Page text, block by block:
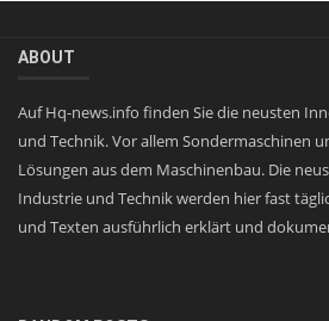
ABOUT
Auf Hq-news.info finden Sie die neusten
und Technik. Vor allem Sondermaschinen
Lösungen aus dem Maschinenbau. Die
Industrie und Technik werden hier fast
und Texten ausführlich erklärt und